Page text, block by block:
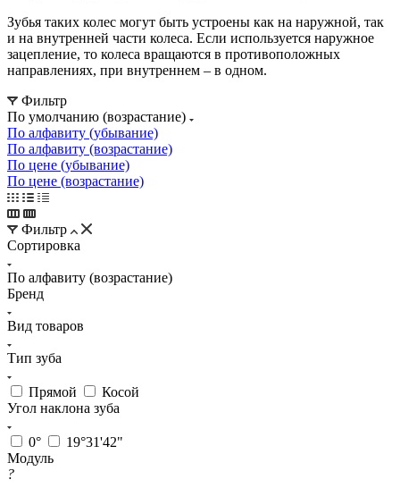
Зубья таких колес могут быть устроены как на наружной, так
и на внутренней части колеса. Если используется наружное
зацепление, то колеса вращаются в противоположных
направлениях, при внутреннем – в одном.
Фильтр
По умолчанию (возрастание)
По алфавиту (убывание)
По алфавиту (возрастание)
По цене (убывание)
По цене (возрастание)
Фильтр
Сортировка
По алфавиту (возрастание)
Бренд
Вид товаров
Тип зуба
Прямой
Косой
Угол наклона зуба
0°
19°31'42"
Модуль
?